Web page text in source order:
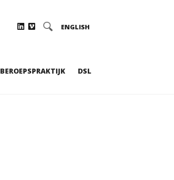
ENGLISH
BEROEPSPRAKTIJK DSL